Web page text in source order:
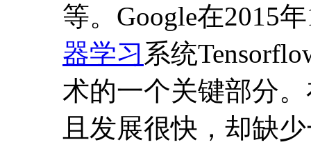
等。Google在2015
器学习 系统
术的一个关键部分
且发展很快，却缺